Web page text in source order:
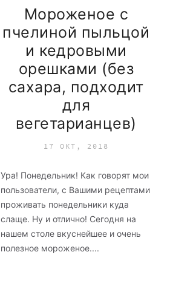
Мороженое с
пчелиной пыльцой
и кедровыми
орешками (без
сахара, подходит
для
вегетарианцев)
17 ОКТ, 2018
Ура! Понедельник! Как говорят мои
пользователи, c Вашими рецептами
проживать понедельники куда
слаще. Ну и отлично! Сегодня на
нашем столе вкуснейшее и очень
полезное мороженое....